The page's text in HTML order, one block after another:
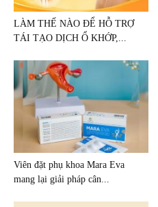
LÀM THẾ NÀO ĐỂ HỖ TRỢ
TÁI TẠO DỊCH Ổ KHỚP,...
Viên đặt phụ khoa Mara Eva
mang lại giải pháp cân...